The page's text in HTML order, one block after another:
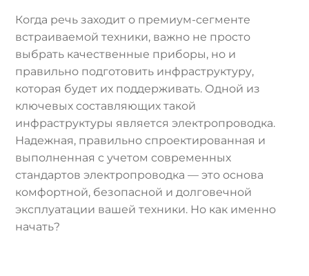
Когда речь заходит о премиум-сегменте
встраиваемой техники, важно не просто
выбрать качественные приборы, но и
правильно подготовить инфраструктуру,
которая будет их поддерживать. Одной из
ключевых составляющих такой
инфраструктуры является электропроводка.
Надежная, правильно спроектированная и
выполненная с учетом современных
стандартов электропроводка — это основа
комфортной, безопасной и долговечной
эксплуатации вашей техники. Но как именно
начать?